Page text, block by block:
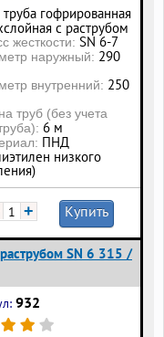
труба гофрированная
с раструбом
жесткости: SN 6-7
наружный: 290
внутренний: 250
труб (без учета
6 м
ПНД
низкого
+ Купить
SN 6 315 /
932